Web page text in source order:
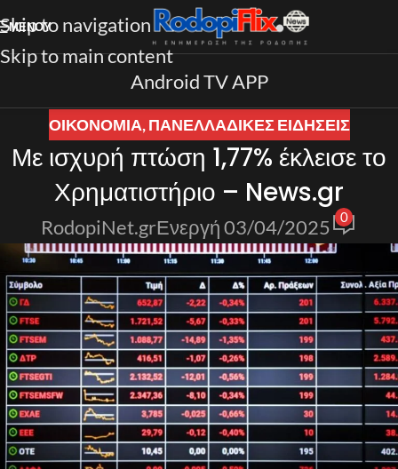
Skip to navigation
Skip to main content
ΜΕΝΟΎ
Android TV APP
ΟΙΚΟΝΟΜΙΑ,ΠΑΝΕΛΛΑΔΙΚΈΣ ΕΙΔΉΣΕΙΣ
Με ισχυρή πτώση 1,77% έκλεισε το
Χρηματιστήριο – News.gr
RodopiNet.grΕνεργή 03/04/2025 0